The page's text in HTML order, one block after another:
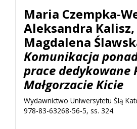
Maria Czempka-
Aleksandra Kalisz,
Magdalena
Komunikacja
prace dedykowane
Małgorzacie Kicie
Wydawnictwo Uniwersytetu Ślą
978-83-63268-56-5, ss. 324.